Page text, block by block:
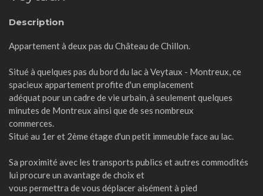
Description
Appartement à deux pas du Château de Chillon.
Situé à quelques pas du bord du lac à Veytaux - Montreux, ce
spacieux appartement profite d'un emplacement
adéquat pour un cadre de vie urbain, à seulement quelques
minutes de Montreux ainsi que de ses nombreux
commerces.
Situé au 1er et 2ème étage d'un petit immeuble face au lac.
Sa proximité avec les transports publics et autres commodités
lui procure un avantage de choix et
vous permettra de vous déplacer aisément à pied